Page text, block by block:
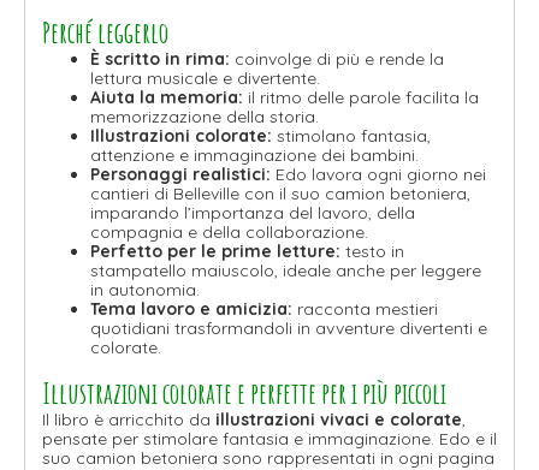
Perché leggerlo
È scritto in rima: coinvolge di più e rende la
lettura musicale e divertente.
Aiuta la memoria: il ritmo delle parole facilita la
memorizzazione della storia.
Illustrazioni colorate: stimolano fantasia,
attenzione e immaginazione dei bambini.
Personaggi realistici: Edo lavora ogni giorno nei
cantieri di Belleville con il suo camion betoniera,
imparando l’importanza del lavoro, della
compagnia e della collaborazione.
Perfetto per le prime letture: testo in
stampatello maiuscolo, ideale anche per leggere
in autonomia.
Tema lavoro e amicizia: racconta mestieri
quotidiani trasformandoli in avventure divertenti e
colorate.
Illustrazioni colorate e perfette per i più piccoli
Il libro è arricchito da illustrazioni vivaci e colorate,
pensate per stimolare fantasia e immaginazione. Edo e il
suo camion betoniera sono rappresentati in ogni pagina